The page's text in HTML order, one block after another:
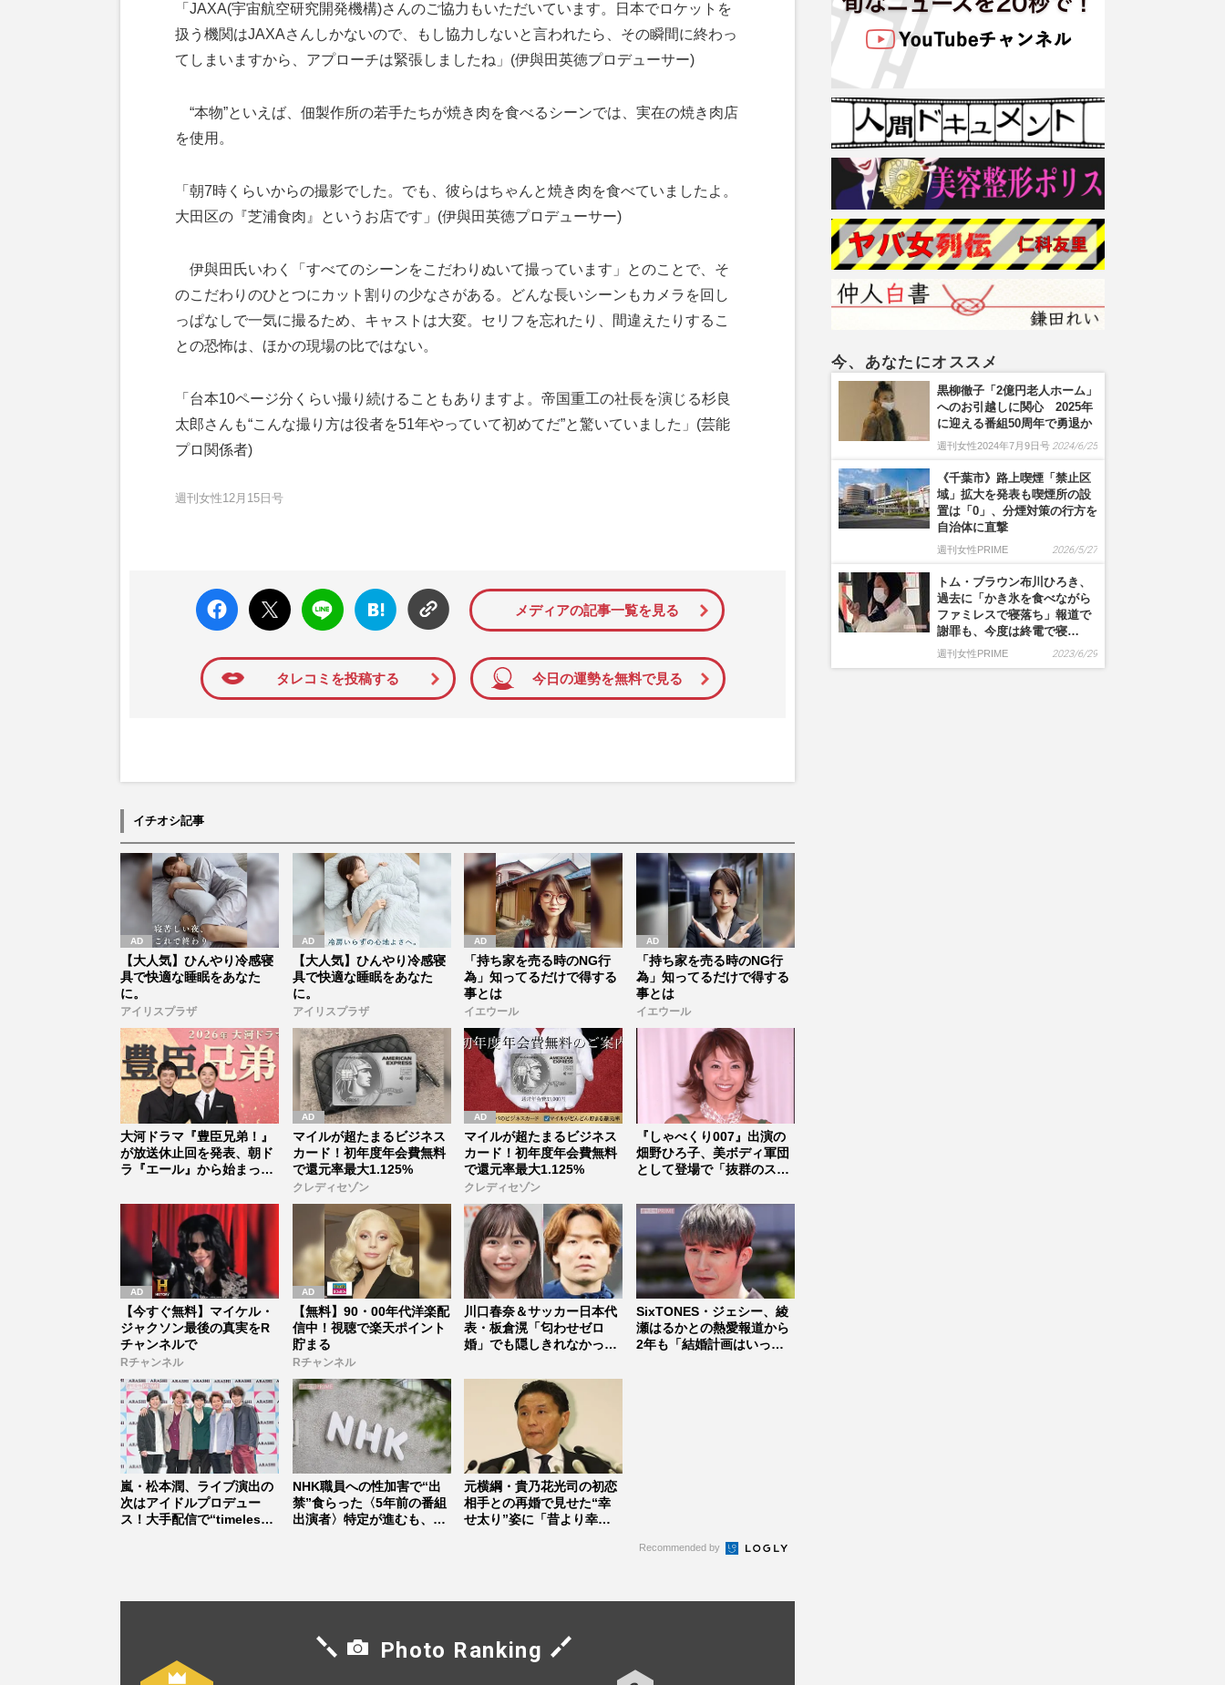
「JAXA(宇宙航空研究開発機構)さんのご協力もいただいています。日本でロケットを
扱う機関はJAXAさんしかないので、もし協力しないと言われたら、その瞬間に終わっ
てしまいますから、アプローチは緊張しましたね」(伊與田英徳プロデューサー)
“本物”といえば、佃製作所の若手たちが焼き肉を食べるシーンでは、実在の焼き肉店
を使用。
「朝7時くらいからの撮影でした。でも、彼らはちゃんと焼き肉を食べていましたよ。
大田区の『芝浦食肉』というお店です」(伊與田英徳プロデューサー)
伊與田氏いわく「すべてのシーンをこだわりぬいて撮っています」とのことで、そ
のこだわりのひとつにカット割りの少なさがある。どんな長いシーンもカメラを回し
っぱなしで一気に撮るため、キャストは大変。セリフを忘れたり、間違えたりするこ
との恐怖は、ほかの現場の比ではない。
「台本10ページ分くらい撮り続けることもありますよ。帝国重工の社長を演じる杉良
太郎さんも“こんな撮り方は役者を51年やっていて初めてだ”と驚いていました」(芸能
プロ関係者)
週刊女性12月15日号
faceboo
k いい
ね
X ポス
ト
LINE
はてな
ブック
マーク
メディアの記事一覧を見る
タレコミを投稿する 今日の運勢を無料で見る
イチオシ記事
【大人気】ひんやり冷感寝
具で快適な睡眠をあなた
に。
アイリスプラザ
【大人気】ひんやり冷感寝
具で快適な睡眠をあなた
に。
アイリスプラザ
「持ち家を売る時のNG行
為」知ってるだけで得する
事とは
イエウール
「持ち家を売る時のNG行
為」知ってるだけで得する
事とは
イエウール
大河ドラマ『豊臣兄弟！』
が放送休止回を発表、朝ド
ラ『エール』から始まった
マイルが超たまるビジネス
カード！初年度年会費無料
で還元率最大1.125%
クレディセゾン
マイルが超たまるビジネス
カード！初年度年会費無料
で還元率最大1.125%
クレディセゾン
『しゃべくり007』出演の
畑野ひろ子、美ボディ軍団
として登場で「抜群のスタ
【今すぐ無料】マイケル・
ジャクソン最後の真実をR
チャンネルで
Rチャンネル
【無料】90・00年代洋楽配
信中！視聴で楽天ポイント
貯まる
Rチャンネル
川口春奈＆サッカー日本代
表・板倉滉「匂わせゼロ
婚」でも隠しきれなかった
SixTONES・ジェシー、綾
瀬はるかとの熱愛報道から
2年も「結婚計画はいった
嵐・松本潤、ライブ演出の
次はアイドルプロデュー
ス！大手配信で“timelesz
NHK職員への性加害で“出
禁”食らった〈5年前の番組
出演者〉特定が進むも、ネ
元横綱・貴乃花光司の初恋
相手との再婚で見せた“幸
せ太り”姿に「昔より幸せ
Recommended by
Photo Ranking
今、あなたにオススメ
黒柳徹子「2億円老人ホーム」
へのお引越しに関心 2025年
に迎える番組50周年で勇退か
週刊女性2024年7月9日号 2024/6/25
《千葉市》路上喫煙「禁止区
域」拡大を発表も喫煙所の設
置は「0」、分煙対策の行方を
自治体に直撃
週刊女性PRIME 2026/5/27
トム・ブラウン布川ひろき、
過去に「かき氷を食べながら
ファミレスで寝落ち」報道で
謝罪も、今度は終電で寝…
週刊女性PRIME 2023/6/29